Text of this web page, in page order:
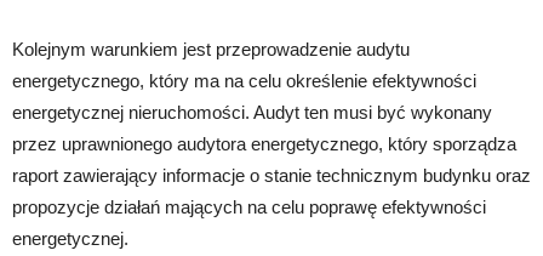
Kolejnym warunkiem jest przeprowadzenie audytu
energetycznego, który ma na celu określenie efektywności
energetycznej nieruchomości. Audyt ten musi być wykonany
przez uprawnionego audytora energetycznego, który sporządza
raport zawierający informacje o stanie technicznym budynku oraz
propozycje działań mających na celu poprawę efektywności
energetycznej.